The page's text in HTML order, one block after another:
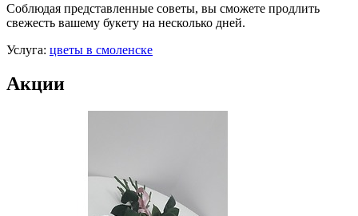
Соблюдая представленные советы, вы сможете продлить
свежесть вашему букету на несколько дней.
Услуга: цветы в смоленске
Акции